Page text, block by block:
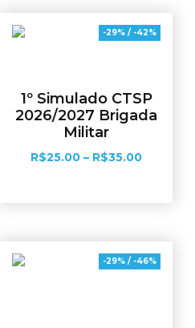
-29% / -42%
1º Simulado CTSP
2026/2027 Brigada
Militar
R$25.00 – R$35.00
-29% / -46%